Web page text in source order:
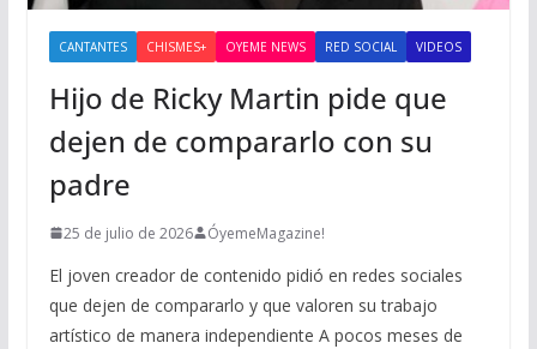
CANTANTES CHISMES+ OYEME NEWS RED SOCIAL VIDEOS
Hijo de Ricky Martin pide que
dejen de compararlo con su
padre
25 de julio de 2026 ÓyemeMagazine!
El joven creador de contenido pidió en redes sociales
que dejen de compararlo y que valoren su trabajo
artístico de manera independiente A pocos meses de